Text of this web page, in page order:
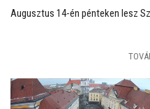
Augusztus 14-én pénteken lesz